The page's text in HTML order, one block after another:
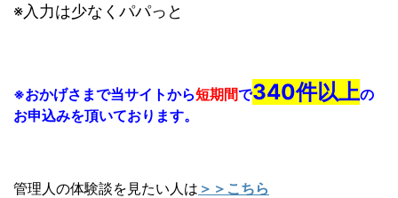
※入力は少なくパパっと
※おかげさまで当サイトから短期間で340件以上の
お申込みを頂いております。
管理人の体験談を見たい人は ＞＞こちら